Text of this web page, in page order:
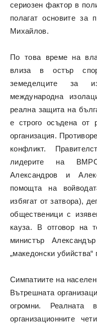
сериозен фактор в
полагат основите за
Михайлов.
По това време на
влиза в остър
земеделците за
международна
реална защита на
е строго осъдена от
организация.
конфликт.
лидерите на
Александров и
помощта на
избягат от затвора),
общественици с
кауза. В отговор на
министър
„македонски
Симпатиите на
Вътрешната
огромни.
организационните